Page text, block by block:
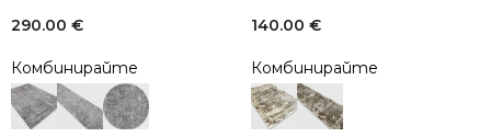
290.00 €
Комбинирайте
140.00 €
Комбинирайте